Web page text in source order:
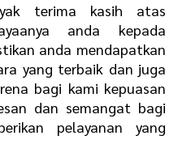
terima kasih atas
anda kepada
anda mendapatkan
yang terbaik dan juga
bagi kami kepuasan
dan semangat bagi
pelayanan yang